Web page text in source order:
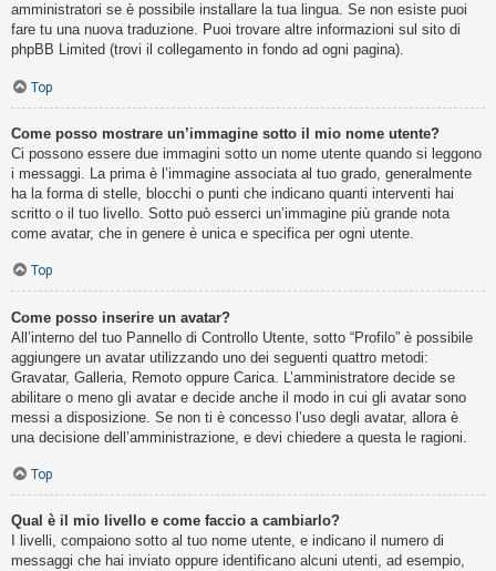
amministratori se è possibile installare la tua lingua. Se non esiste puoi
fare tu una nuova traduzione. Puoi trovare altre informazioni sul sito di
phpBB Limited (trovi il collegamento in fondo ad ogni pagina).
Top
Come posso mostrare un’immagine sotto il mio nome utente?
Ci possono essere due immagini sotto un nome utente quando si leggono
i messaggi. La prima è l’immagine associata al tuo grado, generalmente
ha la forma di stelle, blocchi o punti che indicano quanti interventi hai
scritto o il tuo livello. Sotto può esserci un’immagine più grande nota
come avatar, che in genere è unica e specifica per ogni utente.
Top
Come posso inserire un avatar?
All’interno del tuo Pannello di Controllo Utente, sotto “Profilo” è possibile
aggiungere un avatar utilizzando uno dei seguenti quattro metodi:
Gravatar, Galleria, Remoto oppure Carica. L’amministratore decide se
abilitare o meno gli avatar e decide anche il modo in cui gli avatar sono
messi a disposizione. Se non ti è concesso l’uso degli avatar, allora è
una decisione dell’amministrazione, e devi chiedere a questa le ragioni.
Top
Qual è il mio livello e come faccio a cambiarlo?
I livelli, compaiono sotto al tuo nome utente, e indicano il numero di
messaggi che hai inviato oppure identificano alcuni utenti, ad esempio,